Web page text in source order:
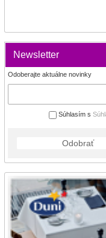
Newsletter
Odoberajte aktuálne novinky
Súhlasím s
Odobrať